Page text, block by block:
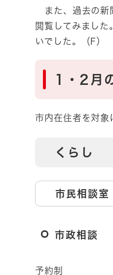
また、過去の新
閲覧してみました
いでした。（F）​
1・2月
市内在住者を対象
くらし
市民相談
市政相談
予約制